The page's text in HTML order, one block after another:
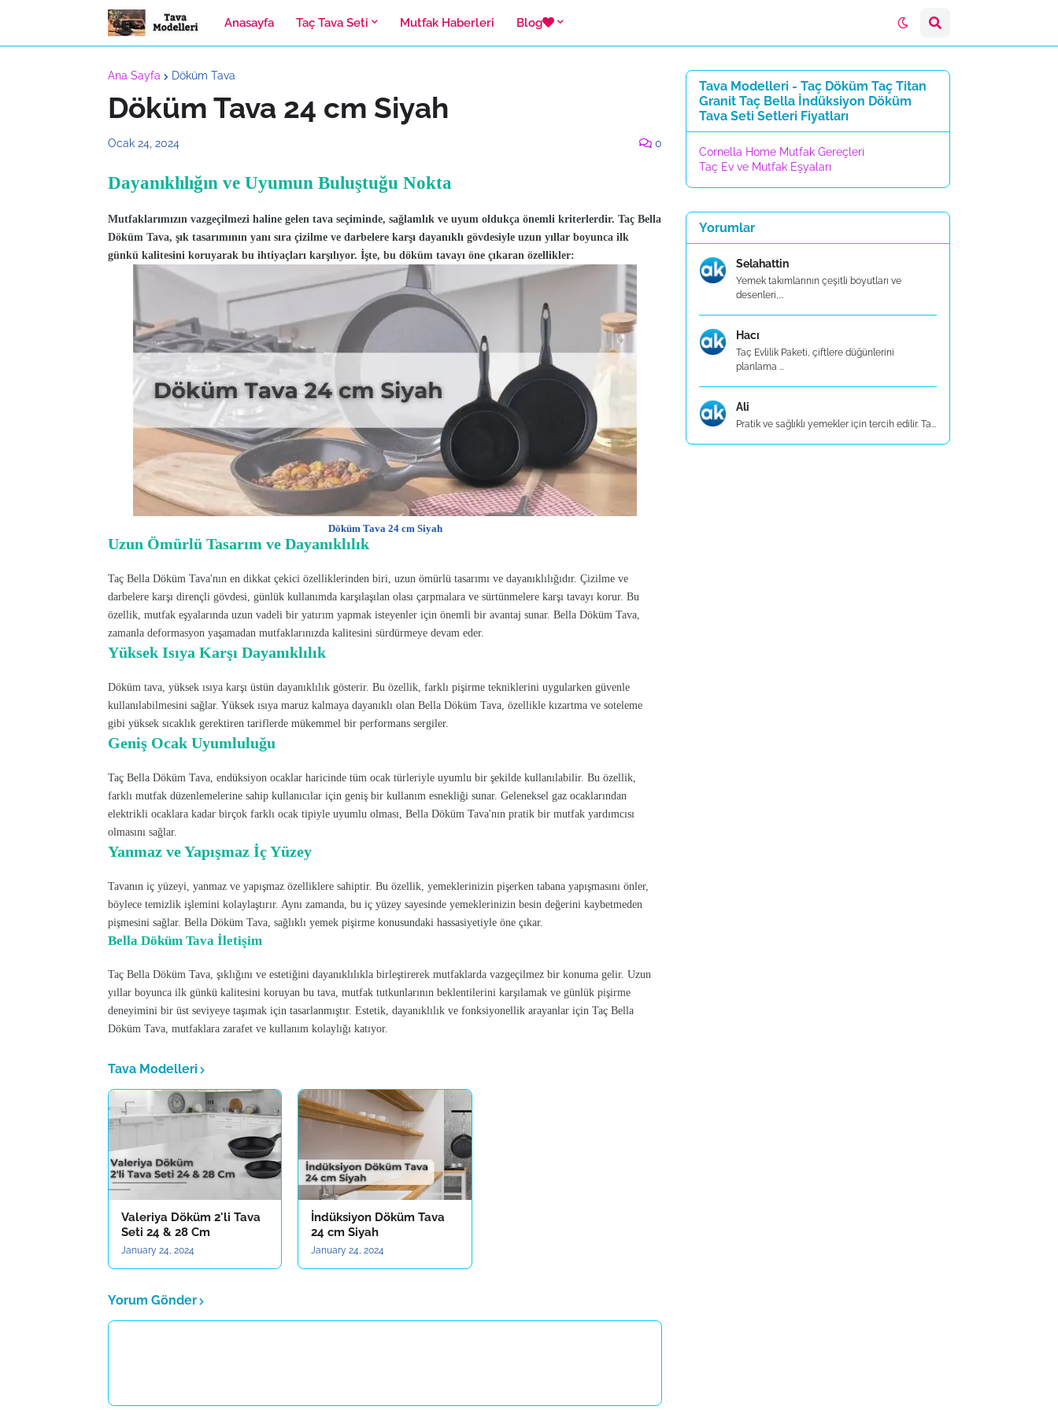
Anasayfa Taç Tava Seti Mutfak Haberleri Blog
Ana Sayfa Döküm Tava
Döküm Tava 24 cm Siyah
Ocak 24, 2024 0
Dayanıklılığın ve Uyumun Buluştuğu Nokta
Mutfaklarımızın vazgeçilmezi haline gelen tava seçiminde, sağlamlık ve uyum oldukça önemli kriterlerdir. Taç Bella
Döküm Tava, şık tasarımının yanı sıra çizilme ve darbelere karşı dayanıklı gövdesiyle uzun yıllar boyunca ilk
günkü kalitesini koruyarak bu ihtiyaçları karşılıyor. İşte, bu döküm tavayı öne çıkaran özellikler:
Döküm Tava 24 cm Siyah
Uzun Ömürlü Tasarım ve Dayanıklılık
Taç Bella Döküm Tava'nın en dikkat çekici özelliklerinden biri, uzun ömürlü tasarımı ve dayanıklılığıdır. Çizilme ve
darbelere karşı dirençli gövdesi, günlük kullanımda karşılaşılan olası çarpmalara ve sürtünmelere karşı tavayı korur. Bu
özellik, mutfak eşyalarında uzun vadeli bir yatırım yapmak isteyenler için önemli bir avantaj sunar. Bella Döküm Tava,
zamanla deformasyon yaşamadan mutfaklarınızda kalitesini sürdürmeye devam eder.
Yüksek Isıya Karşı Dayanıklılık
Döküm tava, yüksek ısıya karşı üstün dayanıklılık gösterir. Bu özellik, farklı pişirme tekniklerini uygularken güvenle
kullanılabilmesini sağlar. Yüksek ısıya maruz kalmaya dayanıklı olan Bella Döküm Tava, özellikle kızartma ve soteleme
gibi yüksek sıcaklık gerektiren tariflerde mükemmel bir performans sergiler.
Geniş Ocak Uyumluluğu
Taç Bella Döküm Tava, endüksiyon ocaklar haricinde tüm ocak türleriyle uyumlu bir şekilde kullanılabilir. Bu özellik,
farklı mutfak düzenlemelerine sahip kullanıcılar için geniş bir kullanım esnekliği sunar. Geleneksel gaz ocaklarından
elektrikli ocaklara kadar birçok farklı ocak tipiyle uyumlu olması, Bella Döküm Tava'nın pratik bir mutfak yardımcısı
olmasını sağlar.
Yanmaz ve Yapışmaz İç Yüzey
Tavanın iç yüzeyi, yanmaz ve yapışmaz özelliklere sahiptir. Bu özellik, yemeklerinizin pişerken tabana yapışmasını önler,
böylece temizlik işlemini kolaylaştırır. Aynı zamanda, bu iç yüzey sayesinde yemeklerinizin besin değerini kaybetmeden
pişmesini sağlar. Bella Döküm Tava, sağlıklı yemek pişirme konusundaki hassasiyetiyle öne çıkar.
Bella Döküm Tava İletişim
Taç Bella Döküm Tava, şıklığını ve estetiğini dayanıklılıkla birleştirerek mutfaklarda vazgeçilmez bir konuma gelir. Uzun
yıllar boyunca ilk günkü kalitesini koruyan bu tava, mutfak tutkunlarının beklentilerini karşılamak ve günlük pişirme
deneyimini bir üst seviyeye taşımak için tasarlanmıştır. Estetik, dayanıklılık ve fonksiyonellik arayanlar için Taç Bella
Döküm Tava, mutfaklara zarafet ve kullanım kolaylığı katıyor.
Tava Modelleri
Valeriya Döküm 2'li Tava
Seti 24 & 28 Cm
January 24, 2024
İndüksiyon Döküm Tava
24 cm Siyah
January 24, 2024
Yorum Gönder
Tava Modelleri - Taç Döküm Taç Titan
Granit Taç Bella İndüksiyon Döküm
Tava Seti Setleri Fiyatları
Cornella Home Mutfak Gereçleri
Taç Ev ve Mutfak Eşyaları
Yorumlar
Selahattin
Yemek takımlarının çeşitli boyutları ve
desenleri,...
Hacı
Taç Evlilik Paketi, çiftlere düğünlerini
planlama ...
Ali
Pratik ve sağlıklı yemekler için tercih edilir. Ta...